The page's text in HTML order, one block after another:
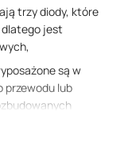
trzy diody, które
jest
,
są w
przewodu lub